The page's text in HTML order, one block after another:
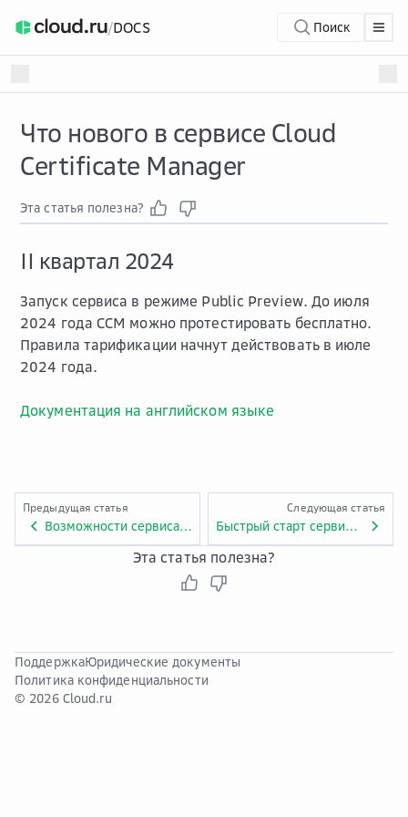
/DOCS Поиск
Что нового в сервисе Cloud
Certificate Manager
Эта статья полезна?
II квартал 2024
Запуск сервиса в режиме Public Preview. До июля
2024 года CCM можно протестировать бесплатно.
Правила тарификации начнут действовать в июле
2024 года.
Документация на английском языке
Предыдущая статья
Возможности сервиса Cloud Certificate Manager
Следующая статья
Быстрый старт сервиса Cloud Certificate Manager
Эта статья полезна?
ПоддержкаЮридические документы
Политика конфиденциальности
© 2026 Cloud.ru